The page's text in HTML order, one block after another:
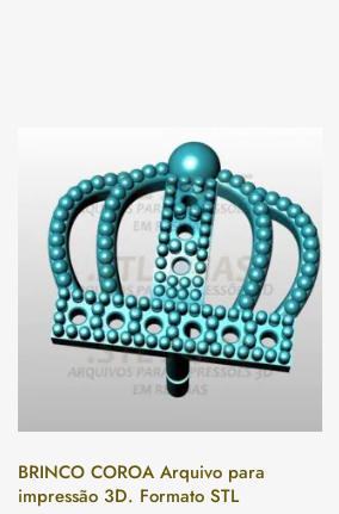
BRINCO COROA Arquivo para
impressão 3D. Formato STL